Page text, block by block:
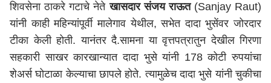
शिवसेना ठाकरे गटाचे नेतेखासदार संजय राऊत(Sanjay Raut)
यांनी काही महिन्यांपूर्वी मालेगाव येथील, सभेत दादा भुसेंवर जोरदार
टीका केली होती. यानंतर दै.सामना या वृत्तपत्रातुन देखील गिरणा
सहकारी साखर कारखान्यात दादा भुसे यांनी 178 कोटी रुपयांचा
शेअर्स घोटाळा केल्याचा छापले होते. त्यामुळेच दादा भुसे यांनी चुकीचा